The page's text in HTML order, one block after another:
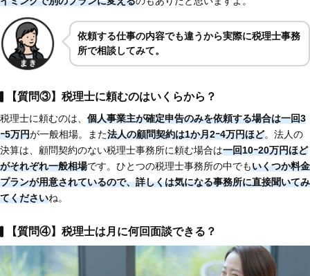
依頼する仕事の内容でも違うから実際に税理士事務
所で相談してみて。
【質問③】税理士に頼むのはいくらから？
税理士に頼むのは、 個人事業主が確定申告のみを依頼する場合は一回3
ｰ5万円が一般相場。また法人の顧問契約は1か月2ｰ4万円ほど。法人の
決算は、顧問契約のない税理士事務所に頼む場合は一回10ｰ20万円ほど
がそれぞれ一般相場です。ひとつの税理士事務所の中でもいくつか料金
プランが用意されているので、詳しくは気になる事務所に直接聞いてみ
てくださいね。
【質問④】税理士は月に何回面談できる？